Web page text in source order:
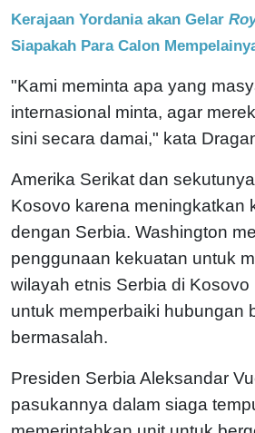
Kerajaan Yordania akan Gelar
Siapakah Para Calon
"Kami meminta apa yang
internasional minta, agar
sini secara damai," kata
Amerika Serikat dan
Kosovo karena meningkatkan
dengan Serbia. Washington
penggunaan kekuatan untuk
wilayah etnis Serbia di
untuk memperbaiki hubungan
bermasalah.
Presiden Serbia Aleksandar
pasukannya dalam siaga